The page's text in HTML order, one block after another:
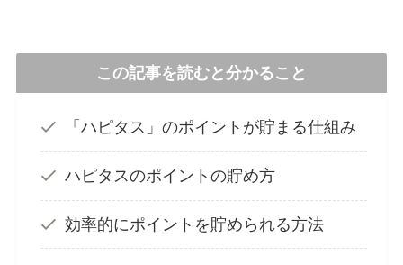
この記事を読むと分かること
「ハピタス」のポイントが貯まる仕組み
ハピタスのポイントの貯め方
効率的にポイントを貯められる方法